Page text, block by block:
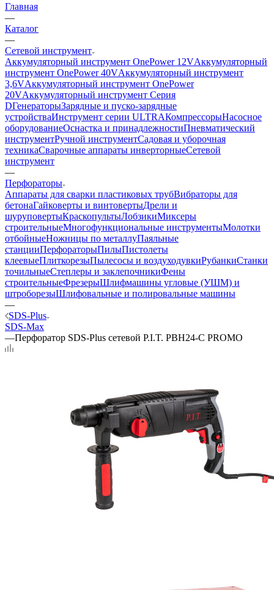
Главная
—
Каталог
—
Сетевой инструмент
Аккумуляторный инструмент OnePower 12VАккумуляторный
инструмент OnePower 40VАккумуляторный инструмент
3,6VАккумуляторный инструмент OnePower
20VАккумуляторный инструмент Серия
DГенераторыЗарядные и пуско-зарядные
устройстваИнструмент серии ULTRAКомпрессорыНасосное
оборудованиеОснастка и принадлежностиПневматический
инструментРучной инструментСадовая и уборочная
техникаСварочные аппараты инверторныеСетевой
инструмент
—
Перфораторы
Аппараты для сварки пластиковых трубВибраторы для
бетонаГайковерты и винтовертыДрели и
шуруповертыКраскопультыЛобзикиМиксеры
строительныеМногофункциональные инструментыМолотки
отбойныеНожницы по металлуПаяльные
станцииПерфораторыПилыПистолеты
клеевыеПлиткорезыПылесосы и воздуходувкиРубанкиСтанки
точильныеСтеплеры и заклепочникиФены
строительныеФрезерыШлифмашины угловые (УШМ) и
штроборезыШлифовальные и полировальные машины
—
SDS-Plus
SDS-Max
—Перфоратор SDS-Plus сетевой P.I.T. PBH24-C PROMO